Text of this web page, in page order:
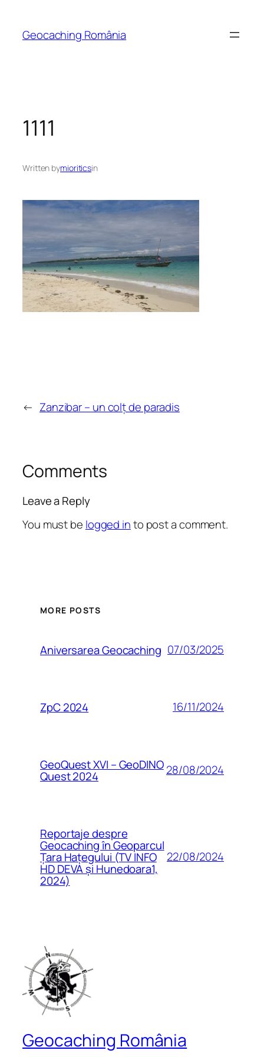
content
Geocaching România
1111
Written bymioriticsin
← Zanzibar – un colț de paradis
Comments
Leave a Reply
You must be logged into post a comment.
MORE POSTS
Aniversarea Geocaching 07/03/2025
ZpC 2024 16/11/2024
GeoQuest XVI – GeoDINO
Quest 2024 28/08/2024
Reportaje despre
Geocaching în Geoparcul
Țara Hațegului (TV INFO
HD DEVA și Hunedoara1,
2024)
22/08/2024
Geocaching România